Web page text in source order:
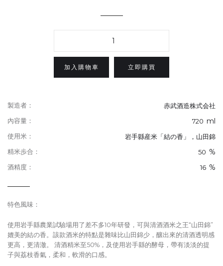
立即購買
製造者： 赤武酒造株式会社
內容量： 720 ml
使用米： 岩手縣産米「結の香」，山田錦
精米歩合： 50 %
酒精度： 16 %
特色風味：
使用岩手縣農業試驗場用了差不多10年研發，可與清酒酒米之王“山田錦”
媲美的結の香。該款酒米的特點是雜味比山田錦少，釀出來的清酒透明感
更高，更清澈。 清酒精米至50%，及使用岩手縣的酵母，帶有淡淡的提
子與荔枝香氣，柔和，軟滑的口感。